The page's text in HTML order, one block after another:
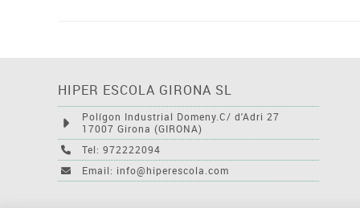
HIPER ESCOLA GIRONA SL
Polígon Industrial Domeny.C/ d'Adri 27
17007 Girona (GIRONA)
Tel: 972222094
Email: info@hiperescola.com